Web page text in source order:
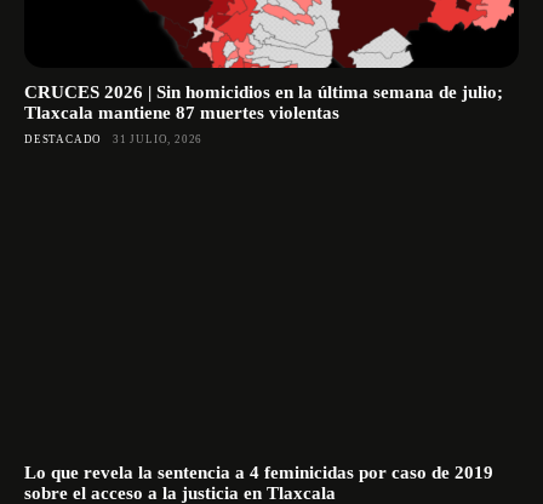
CRUCES 2026 | Sin homicidios en la última semana de julio;
Tlaxcala mantiene 87 muertes violentas
DESTACADO 31 JULIO, 2026
Lo que revela la sentencia a 4 feminicidas por caso de 2019
sobre el acceso a la justicia en Tlaxcala